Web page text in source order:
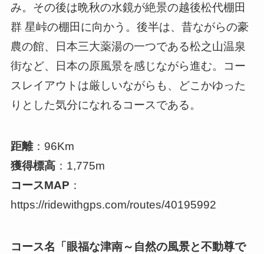
み。その後は晩秋の水鏡が絶景の越後松代棚田
群 星峠の棚田に向かう。後半は、昔ながらの豪
農の館、日本三大薬湯の一つである松之山温泉
街など、日本の原風景を感じながら進む。コー
スレイアウトは厳しいながらも、どこかゆった
りとした気分になれるコースである。
距離：96Km
獲得標高：1,775m
コースMAP ：
https://ridewithgps.com/routes/40195992
コース名「眼福な津南～自然の風景と不動尊で